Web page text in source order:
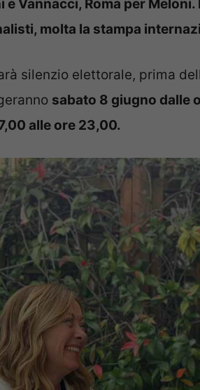
e Vannacci, Roma per
molta la stampa
silenzio elettorale, prima
sabato 8 giugno dalle
alle ore 23,00.